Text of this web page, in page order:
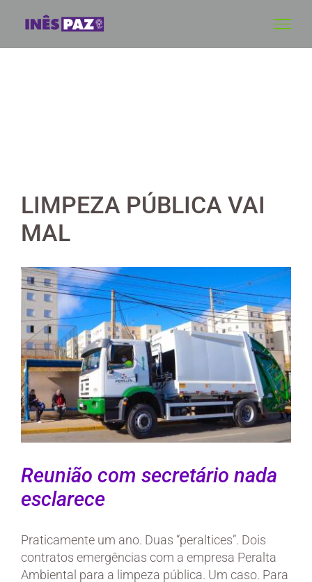
LIMPEZA PÚBLICA VAI
MAL
View
Larger
Image
Reunião com secretário nada
esclarece
Praticamente um ano. Duas “peraltices”. Dois
contratos emergências com a empresa Peralta
Ambiental para a limpeza pública. Um caso. Para